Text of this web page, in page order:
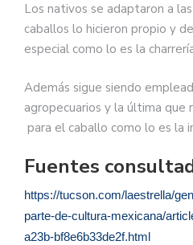
Los nativos se adaptaron a
caballos lo hicieron propio y
especial como lo es la
Además sigue siendo
agropecuarios y la última que
para el caballo como lo es la
Fuentes
https://tucson.com/laestrella/
parte-de-cultura-mexicana/
a23b-bf8e6b33de2f.html